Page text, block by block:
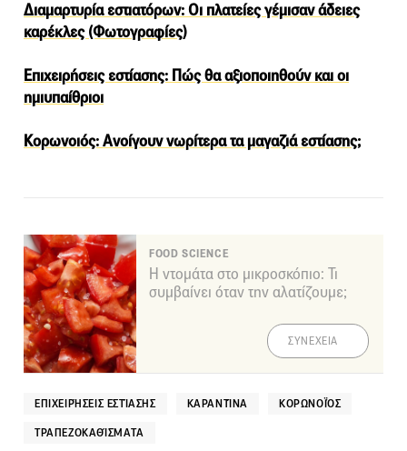
Διαμαρτυρία εστιατόρων: Οι πλατείες γέμισαν άδειες
καρέκλες (Φωτογραφίες)
Επιχειρήσεις εστίασης: Πώς θα αξιοποιηθούν και οι
ημιυπαίθριοι
Κορωνοιός: Ανοίγουν νωρίτερα τα μαγαζιά εστίασης;
FOOD SCIENCE
Η ντομάτα στο μικροσκόπιο: Τι
συμβαίνει όταν την αλατίζουμε;
ΣΥΝΕΧΕΙΑ
ΕΠΙΧΕΙΡΉΣΕΙΣ ΕΣΤΊΑΣΗΣ ΚΑΡΑΝΤΊΝΑ ΚΟΡΩΝΟΪΌΣ
ΤΡΑΠΕΖΟΚΑΘΊΣΜΑΤΑ